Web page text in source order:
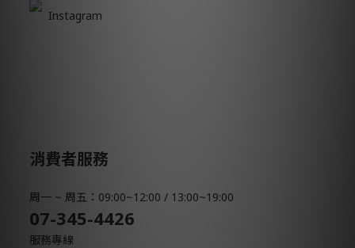
Instagram
消費者服務
周一 ~ 周五：09:00~12:00 / 13:00~19:00
07-345-4426
服務專線